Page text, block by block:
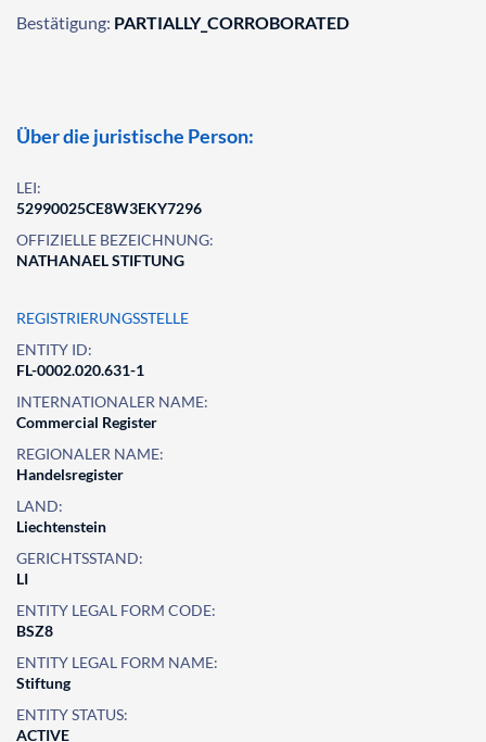
Bestätigung: PARTIALLY_CORROBORATED
Über die juristische Person:
LEI:
52990025CE8W3EKY7296
OFFIZIELLE BEZEICHNUNG:
NATHANAEL STIFTUNG
REGISTRIERUNGSSTELLE
ENTITY ID:
FL-0002.020.631-1
INTERNATIONALER NAME:
Commercial Register
REGIONALER NAME:
Handelsregister
LAND:
Liechtenstein
GERICHTSSTAND:
LI
ENTITY LEGAL FORM CODE:
BSZ8
ENTITY LEGAL FORM NAME:
Stiftung
ENTITY STATUS:
ACTIVE